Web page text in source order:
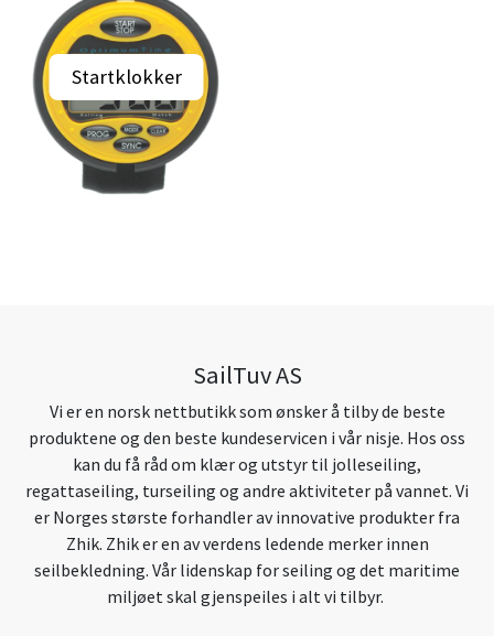
Startklokker
SailTuv AS
Vi er en norsk nettbutikk som ønsker å tilby de beste
produktene og den beste kundeservicen i vår nisje. Hos oss
kan du få råd om klær og utstyr til jolleseiling,
regattaseiling, turseiling og andre aktiviteter på vannet. Vi
er Norges største forhandler av innovative produkter fra
Zhik. Zhik er en av verdens ledende merker innen
seilbekledning. Vår lidenskap for seiling og det maritime
miljøet skal gjenspeiles i alt vi tilbyr.